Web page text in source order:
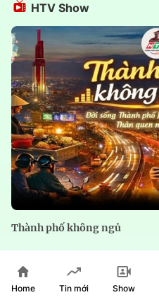
HTV Show
Thành phố không ngủ
Home Tin mới Show